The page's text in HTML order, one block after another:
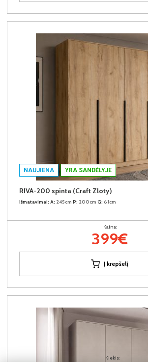
Kiekis:
NAUJIENA YRA SANDĖLYJE
RIVA-200 spinta (Craft Zloty)
Išmatavimai: A: 245cm P: 200cm G: 61cm
Kaina:
399€
Į krepšelį